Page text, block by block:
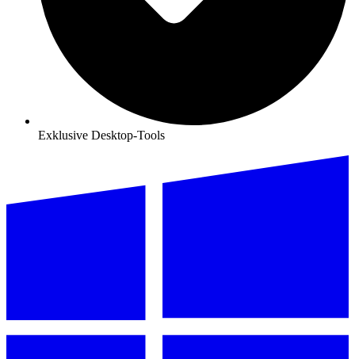
Exklusive Desktop-Tools